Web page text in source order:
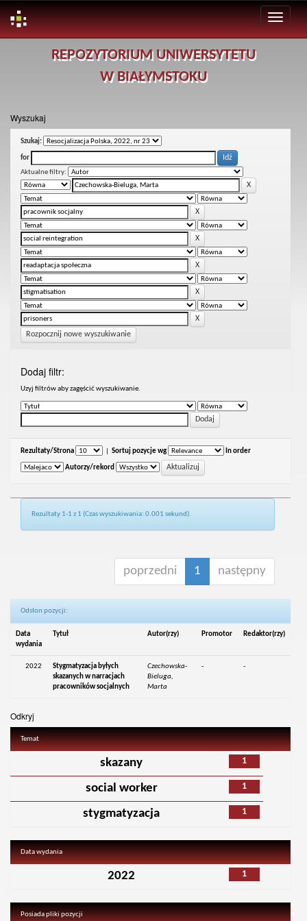
REPOZYTORIUM UNIWERSYTETU
W BIAŁYMSTOKU
Wyszukaj
Szukaj:
for
Aktualne filtry:
Rozpocznij nowe wyszukiwanie
Dodaj filtr:
Uzyj filtrów aby zagęścić wyszukiwanie.
Rezultaty/Strona Sortuj pozycje wg In order
Autorzy/rekord
Rezultaty 1-1 z 1 (Czas wyszukiwania: 0.001 sekund).
poprzedni 1 następny
Odsłon pozycji:
Data
wydania
Tytuł Autor(rzy) Promotor Redaktor(rzy)
2022
Stygmatyzacja byłych
skazanych w narracjach
pracowników socjalnych
Czechowska-
Bieluga,
Marta
- -
Odkryj
Temat
1
skazany
1
social worker
1
stygmatyzacja
Data wydania
1
2022
Posiada pliki pozycji